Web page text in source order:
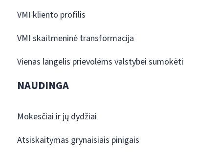
VMI kliento profilis
VMI skaitmeninė transformacija
Vienas langelis prievolėms valstybei sumokėti
NAUDINGA
Mokesčiai ir jų dydžiai
Atsiskaitymas grynaisiais pinigais